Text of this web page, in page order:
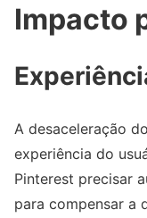
Impacto
A desaceleração
experiência do
Pinterest precisar
para compensar a